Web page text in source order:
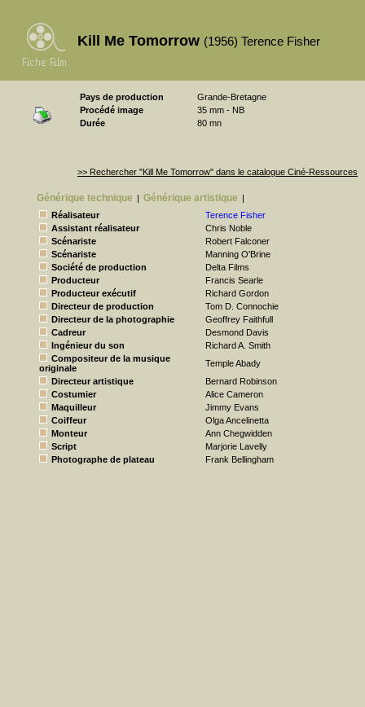
Kill Me Tomorrow (1956) Terence Fisher
Pays de production
Grande-Bretagne
Procédé image
35 mm - NB
Durée
80 mn
>> Rechercher "Kill Me Tomorrow" dans le catalogue Ciné-Ressources
Générique technique | Générique artistique |
Réalisateur
Terence Fisher
Assistant réalisateur
Chris Noble
Scénariste
Robert Falconer
Scénariste
Manning O'Brine
Société de production
Delta Films
Producteur
Francis Searle
Producteur exécutif
Richard Gordon
Directeur de production
Tom D. Connochie
Directeur de la photographie
Geoffrey Faithfull
Cadreur
Desmond Davis
Ingénieur du son
Richard A. Smith
Compositeur de la musique
originale
Temple Abady
Directeur artistique
Bernard Robinson
Costumier
Alice Cameron
Maquilleur
Jimmy Evans
Coiffeur
Olga Ancelinetta
Monteur
Ann Chegwidden
Script
Marjorie Lavelly
Photographe de plateau
Frank Bellingham